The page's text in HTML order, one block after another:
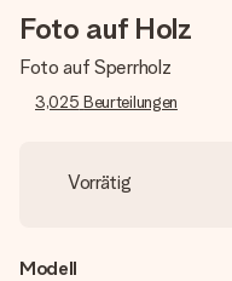
Foto auf Holz
Foto auf Sperrholz
3,025 Beurteilungen
Vorrätig
Modell